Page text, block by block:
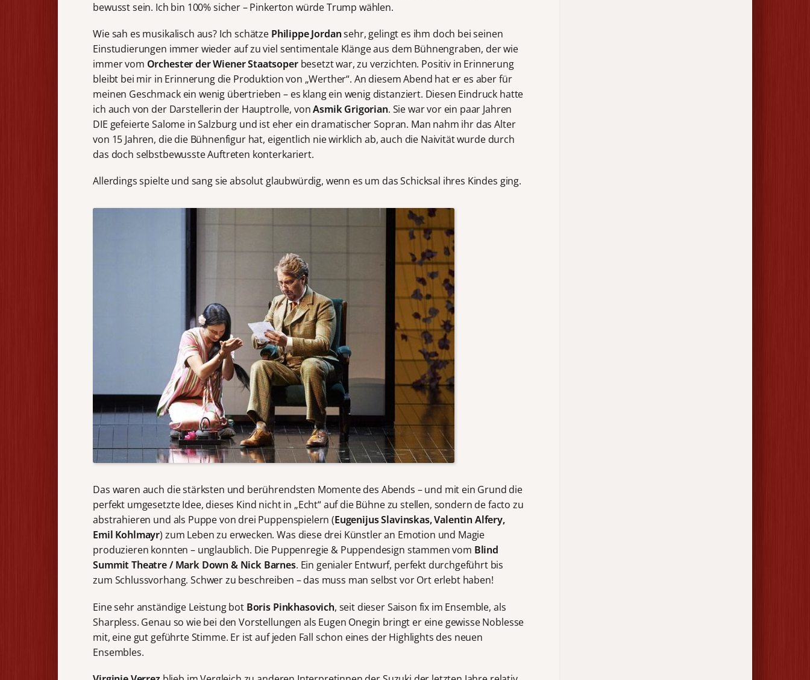
bewusst sein. Ich bin 100% sicher – Pinkerton würde Trump wählen.
Wie sah es musikalisch aus? Ich schätze Philippe Jordansehr, gelingt es ihm doch bei seinen
Einstudierungen immer wieder auf zu viel sentimentale Klänge aus dem Bühnengraben, der wie
immer vom Orchester der Wiener Staatsoper besetzt war, zu verzichten. Positiv in Erinnerung
bleibt bei mir in Erinnerung die Produktion von „Werther“. An diesem Abend hat er es aber für
meinen Geschmack ein wenig übertrieben – es klang ein wenig distanziert. Diesen Eindruck hatte
ich auch von der Darstellerin der Hauptrolle, vonAsmik Grigorian. Sie war vor ein paar Jahren
DIE gefeierte Salome in Salzburg und ist eher ein dramatischer Sopran. Man nahm ihr das Alter
von 15 Jahren, die die Bühnenfigur hat, eigentlich nie wirklich ab, auch die Naivität wurde durch
das doch selbstbewusste Auftreten konterkariert.
Allerdings spielte und sang sie absolut glaubwürdig, wenn es um das Schicksal ihres Kindes ging.
Das waren auch die stärksten und berührendsten Momente des Abends – und mit ein Grund die
perfekt umgesetzte Idee, dieses Kind nicht in „Echt“ auf die Bühne zu stellen, sondern de facto zu
abstrahieren und als Puppe von drei Puppenspielern (Eugenijus Slavinskas, Valentin Alfery,
Emil Kohlmayr) zum Leben zu erwecken. Was diese drei Künstler an Emotion und Magie
produzieren konnten – unglaublich. Die Puppenregie & Puppendesign stammen vom Blind
Summit Theatre / Mark Down & Nick Barnes. Ein genialer Entwurf, perfekt durchgeführt bis
zum Schlussvorhang. Schwer zu beschreiben – das muss man selbst vor Ort erlebt haben!
Eine sehr anständige Leistung bot Boris Pinkhasovich, seit dieser Saison fix im Ensemble, als
Sharpless. Genau so wie bei den Vorstellungen als Eugen Onegin bringt er eine gewisse Noblesse
mit, eine gut geführte Stimme. Er ist auf jeden Fall schon eines der Highlights des neuen
Ensembles.